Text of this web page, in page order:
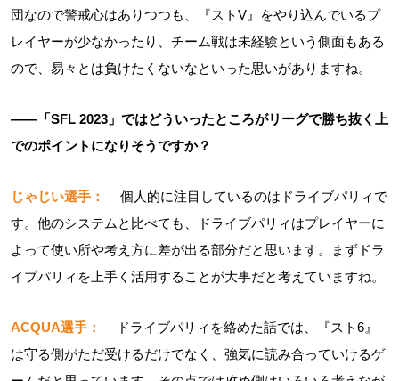
団なので警戒心はありつつも、『ストV』をやり込んでいるプ
レイヤーが少なかったり、チーム戦は未経験という側面もある
ので、易々とは負けたくないなといった思いがありますね。
――「SFL 2023」ではどういったところがリーグで勝ち抜く上
でのポイントになりそうですか？
じゃじい選手：
個人的に注目しているのはドライブパリィで
す。他のシステムと比べても、ドライブパリィはプレイヤーに
よって使い所や考え方に差が出る部分だと思います。まずドラ
イブパリィを上手く活用することが大事だと考えていますね。
ACQUA選手：
ドライブパリィを絡めた話では、『スト6』
は守る側がただ受けるだけでなく、強気に読み合っていけるゲ